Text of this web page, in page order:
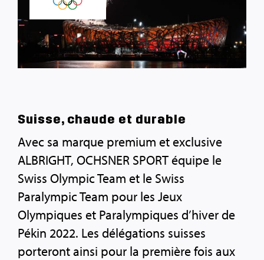
Suisse, chaude et durable
Avec sa marque premium et exclusive
ALBRIGHT, OCHSNER SPORT équipe le
Swiss Olympic Team et le Swiss
Paralympic Team pour les Jeux
Olympiques et Paralympiques d’hiver de
Pékin 2022. Les délégations suisses
porteront ainsi pour la première fois aux